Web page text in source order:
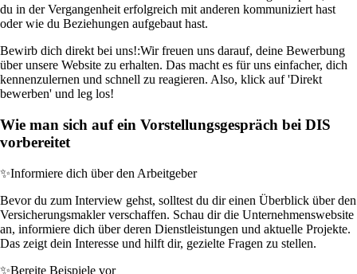
du in der Vergangenheit erfolgreich mit anderen kommuniziert hast
oder wie du Beziehungen aufgebaut hast.
Bewirb dich direkt bei uns!:Wir freuen uns darauf, deine Bewerbung
über unsere Website zu erhalten. Das macht es für uns einfacher, dich
kennenzulernen und schnell zu reagieren. Also, klick auf 'Direkt
bewerben' und leg los!
Wie man sich auf ein Vorstellungsgespräch bei DIS
vorbereitet
✨Informiere dich über den Arbeitgeber
Bevor du zum Interview gehst, solltest du dir einen Überblick über den
Versicherungsmakler verschaffen. Schau dir die Unternehmenswebsite
an, informiere dich über deren Dienstleistungen und aktuelle Projekte.
Das zeigt dein Interesse und hilft dir, gezielte Fragen zu stellen.
✨Bereite Beispiele vor